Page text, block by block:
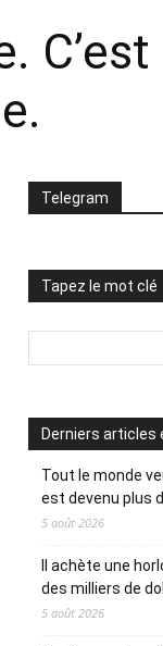
C’est
Telegram
Tapez le mot clé
Derniers articles
Tout le monde
est devenu plus
5 août 2026
Il achète une
des milliers de
5 août 2026